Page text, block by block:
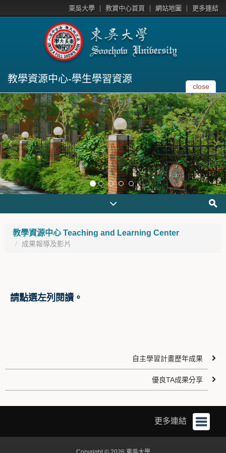
東吳大學 教資中心首頁 網站地圖 更多連結
教學資源中心-學生學習資源
close
教學資源中心 Teaching and Learning Center
成果報導及影片
請點選左列閱讀。
自主學習計畫歷年成果
優良TA成果分享
更多連結